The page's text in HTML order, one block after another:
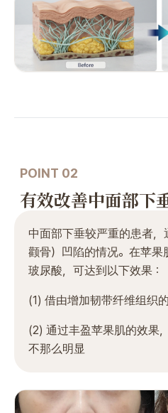
POINT 02
有效改善中面部下
中面部下垂较严重的患者
颧骨）凹陷的情况。在苹
玻尿酸，可达到以下效果：
(1) 借由增加韧带纤维组织
(2) 通过丰盈苹果肌的效果
不那么明显